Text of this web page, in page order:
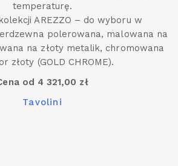
temperaturę.
AREZZO – do wyboru w
polerowana, malowana na
na złoty metalik, chromowana
złoty (GOLD CHROME).
od 4 321,00 zł
Tavolini